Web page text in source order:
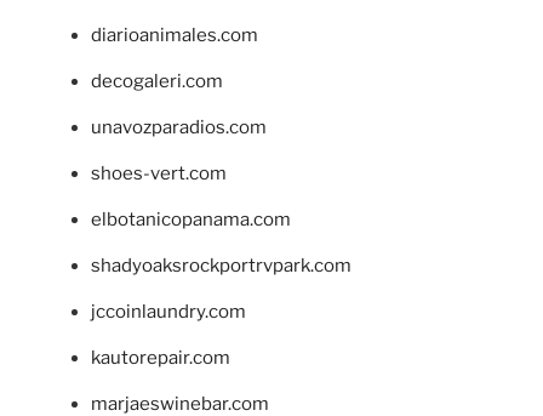
diarioanimales.com
decogaleri.com
unavozparadios.com
shoes-vert.com
elbotanicopanama.com
shadyoaksrockportrvpark.com
jccoinlaundry.com
kautorepair.com
marjaeswinebar.com